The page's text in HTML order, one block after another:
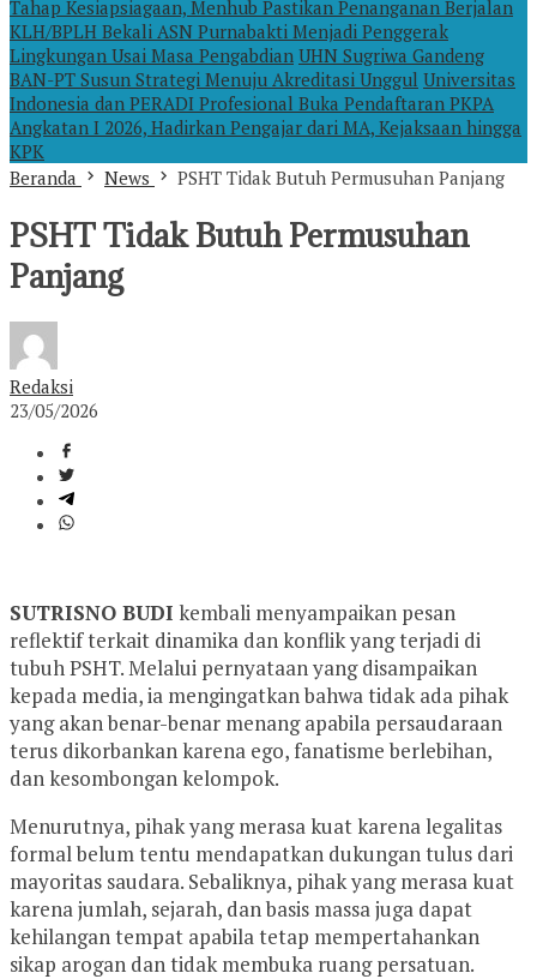
Tahap Kesiapsiagaan, Menhub Pastikan Penanganan Berjalan
KLH/BPLH Bekali ASN Purnabakti Menjadi Penggerak
Lingkungan Usai Masa Pengabdian UHN Sugriwa Gandeng
BAN-PT Susun Strategi Menuju Akreditasi Unggul Universitas
Indonesia dan PERADI Profesional Buka Pendaftaran PKPA
Angkatan I 2026, Hadirkan Pengajar dari MA, Kejaksaan hingga
KPK
Beranda
News PSHT Tidak Butuh Permusuhan Panjang
PSHT Tidak Butuh Permusuhan
Panjang
Redaksi
23/05/2026
SUTRISNO BUDI kembali menyampaikan pesan
reflektif terkait dinamika dan konflik yang terjadi di
tubuh PSHT. Melalui pernyataan yang disampaikan
kepada media, ia mengingatkan bahwa tidak ada pihak
yang akan benar-benar menang apabila persaudaraan
terus dikorbankan karena ego, fanatisme berlebihan,
dan kesombongan kelompok.
Menurutnya, pihak yang merasa kuat karena legalitas
formal belum tentu mendapatkan dukungan tulus dari
mayoritas saudara. Sebaliknya, pihak yang merasa kuat
karena jumlah, sejarah, dan basis massa juga dapat
kehilangan tempat apabila tetap mempertahankan
sikap arogan dan tidak membuka ruang persatuan.